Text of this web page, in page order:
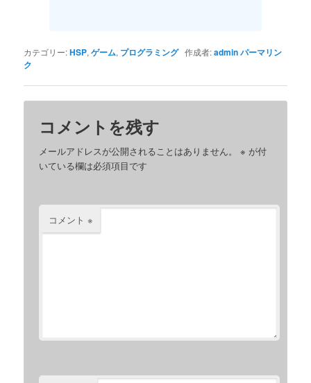
カテゴリー:HSP,ゲーム, プログラミング作成者:adminパーマリン
ク
コメントを残す
メールアドレスが公開されることはありません。 ※ が付
いている欄は必須項目です
コメント※